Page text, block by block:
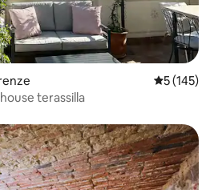
5 (145)
terassilla